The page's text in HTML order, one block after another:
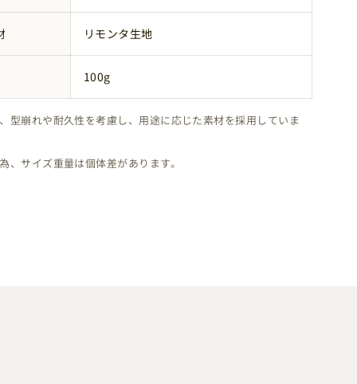
リモンタ生地
100g
型崩れや耐久性を考慮し、用途に応じた素材を採用していま
、サイズ重量は個体差があります。